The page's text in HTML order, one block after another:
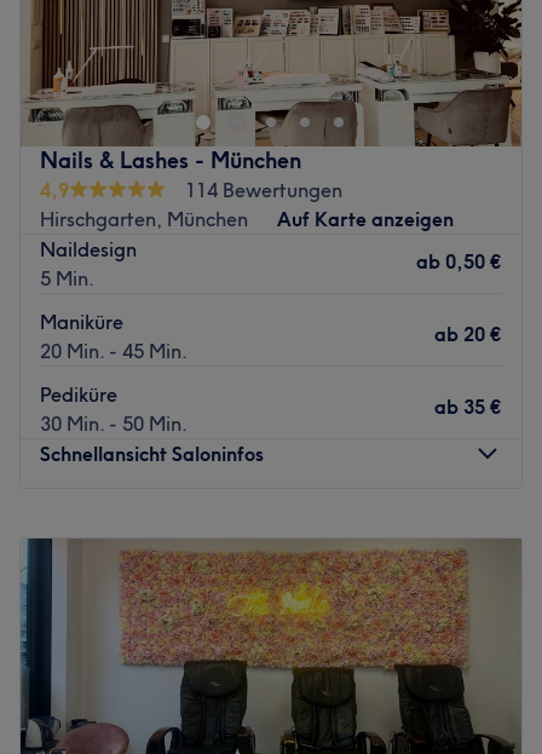
Nails & Lashes - München
4,9
114 Bewertungen
Hirschgarten, München
Auf Karte anzeigen
Naildesign
5 Min.
ab 0,50 €
Maniküre
20 Min. - 45 Min.
ab 20 €
Pediküre
30 Min. - 50 Min.
ab 35 €
Schnellansicht Saloninfos
Dienstag
09:00–19:00
Mittwoch
09:00–19:00
Donnerstag
09:00–19:00
09:00–19:00
Samstag
09:00–16:00
Geschlossen